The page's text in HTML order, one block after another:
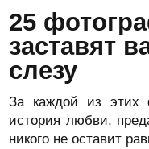
25
заставят
слезу
За каждой из этих
история любви,
никого не оставит